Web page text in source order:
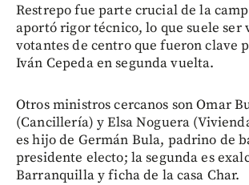
Restrepo fue parte crucial de la
aportó rigor técnico, lo que suele ser
votantes de centro que fueron clave
Iván Cepeda en segunda vuelta.
Otros ministros cercanos son Omar
(Cancillería) y Elsa Noguera
es hijo de Germán Bula, padrino de
presidente electo; la segunda es
Barranquilla y ficha de la casa Char.